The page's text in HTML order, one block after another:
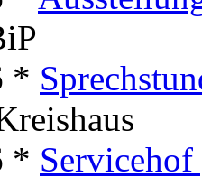
*
* Servicehof